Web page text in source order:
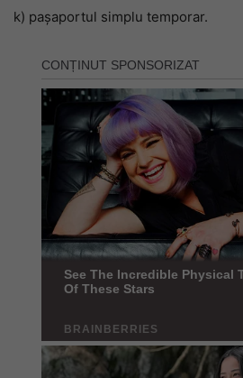
k) pașaportul simplu temporar.